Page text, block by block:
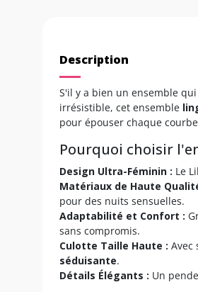
Description
S'il y a bien un ensemble
irrésistible, cet ensemble
pour épouser chaque
Pourquoi choisir
Design Ultra-Féminin : Le
Matériaux de Haute
pour des nuits sensuelles.
Adaptabilité et Confort :
sans compromis.
Culotte Taille Haute : Avec
séduisante.
Détails Élégants : Un